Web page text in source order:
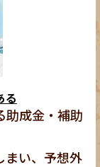
る
助成金・補助
まい、予想外